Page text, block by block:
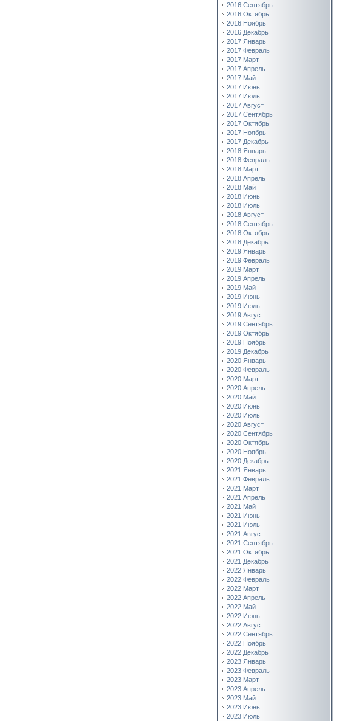
2016 Сентябрь
2016 Октябрь
2016 Ноябрь
2016 Декабрь
2017 Январь
2017 Февраль
2017 Март
2017 Апрель
2017 Май
2017 Июнь
2017 Июль
2017 Август
2017 Сентябрь
2017 Октябрь
2017 Ноябрь
2017 Декабрь
2018 Январь
2018 Февраль
2018 Март
2018 Апрель
2018 Май
2018 Июнь
2018 Июль
2018 Август
2018 Сентябрь
2018 Октябрь
2018 Декабрь
2019 Январь
2019 Февраль
2019 Март
2019 Апрель
2019 Май
2019 Июнь
2019 Июль
2019 Август
2019 Сентябрь
2019 Октябрь
2019 Ноябрь
2019 Декабрь
2020 Январь
2020 Февраль
2020 Март
2020 Апрель
2020 Май
2020 Июнь
2020 Июль
2020 Август
2020 Сентябрь
2020 Октябрь
2020 Ноябрь
2020 Декабрь
2021 Январь
2021 Февраль
2021 Март
2021 Апрель
2021 Май
2021 Июнь
2021 Июль
2021 Август
2021 Сентябрь
2021 Октябрь
2021 Декабрь
2022 Январь
2022 Февраль
2022 Март
2022 Апрель
2022 Май
2022 Июнь
2022 Август
2022 Сентябрь
2022 Ноябрь
2022 Декабрь
2023 Январь
2023 Февраль
2023 Март
2023 Апрель
2023 Май
2023 Июнь
2023 Июль